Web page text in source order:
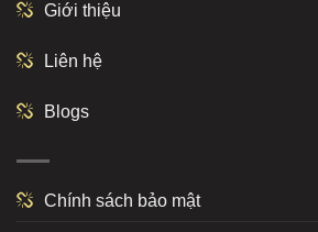
Giới thiệu
Liên hệ
Blogs
Chính sách bảo mật